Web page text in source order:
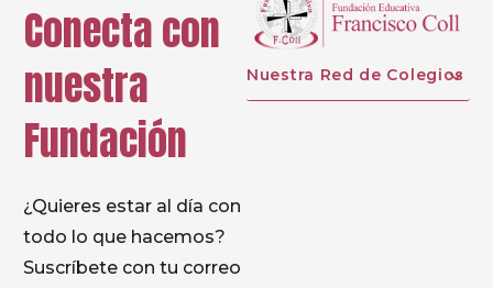
Conecta con
nuestra
Fundación
¿Quieres estar al día con
todo lo que hacemos?
Suscríbete con tu correo
Nuestra Red de Colegios